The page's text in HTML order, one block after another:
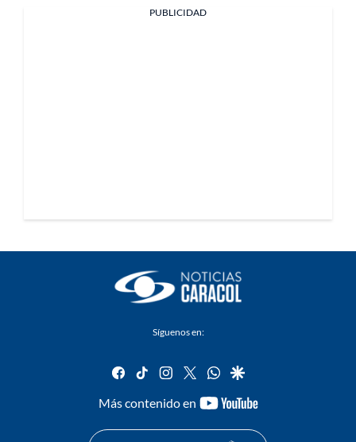
PUBLICIDAD
Síguenos en:
facebook
tiktok instagram
twitterwhatsapp
google
Más contenido en
youtube-